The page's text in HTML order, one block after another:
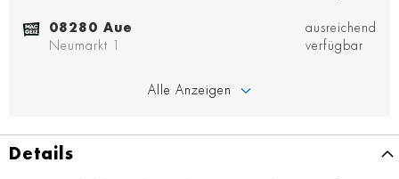
08280 Aue
Neumarkt 1
ausreichend
verfügbar
Alle Anzeigen
Details